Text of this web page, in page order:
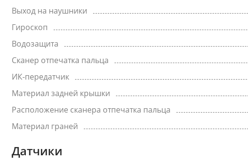
Выход на наушники
Гироскоп
Водозащита
Сканер отпечатка пальца
ИК-передатчик
Материал задней крышки
Расположение сканера отпечатка пальца
Материал граней
Датчики